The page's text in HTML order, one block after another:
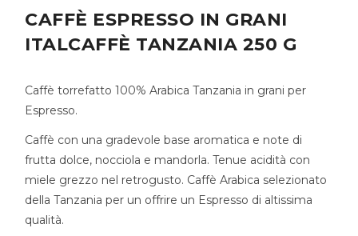
CAFFÈ ESPRESSO IN GRANI
ITALCAFFÈ TANZANIA 250 G
Caffè torrefatto 100% Arabica Tanzania in grani per
Espresso.
Caffè con una gradevole base aromatica e note di
frutta dolce, nocciola e mandorla. Tenue acidità con
miele grezzo nel retrogusto. Caffè Arabica selezionato
della Tanzania per un offrire un Espresso di altissima
qualità.